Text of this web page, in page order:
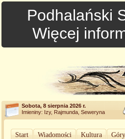
Podhalański
Więcej
Sobota, 8 sierpnia 2026 r.
Imieniny: Izy, Rajmunda, Seweryna
Start Wiadomości Kultura Góry